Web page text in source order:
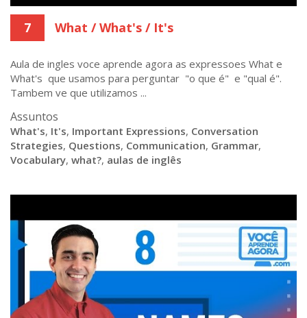
7 What / What's / It's
Aula de ingles voce aprende agora as expressoes What e
What's que usamos para perguntar "o que é" e "qual é".
Tambem ve que utilizamos ...
Assuntos
What's, It's, Important Expressions, Conversation
Strategies, Questions, Communication, Grammar,
Vocabulary, what?, aulas de inglês